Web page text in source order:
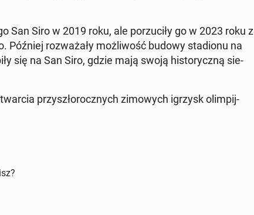
San Siro w 2019 roku, ale po­rzu­ci­ły go w 2023 roku z
Później roz­wa­ża­ły moż­li­wość budowy sta­dio­nu na
się na San Siro, gdzie mają swoją hi­sto­rycz­ną sie­
przy­szło­rocz­nych zi­mo­wych igrzysk olim­pij­